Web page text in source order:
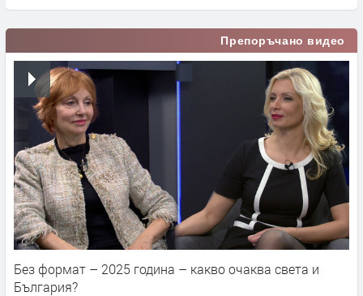
Препоръчано видео
Без формат – 2025 година – какво очаква света и
България?